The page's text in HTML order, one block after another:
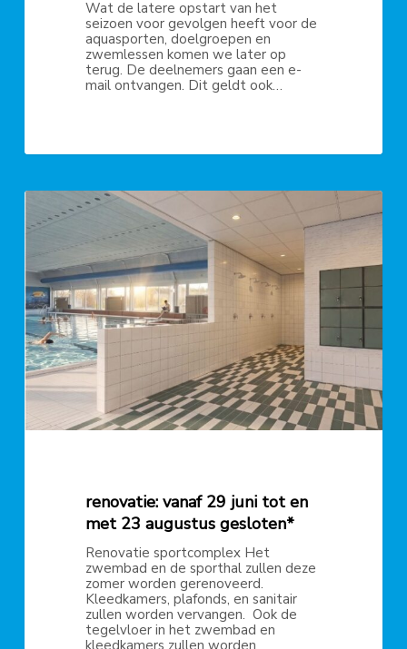
Wat de latere opstart van het
seizoen voor gevolgen heeft voor de
aquasporten, doelgroepen en
zwemlessen komen we later op
terug. De deelnemers gaan een e-
mail ontvangen. Dit geldt ook…
renovatie:
vanaf
29
tot
en
met
23
augustus
gesloten*
renovatie: vanaf 29 juni tot en
met 23 augustus gesloten*
Renovatie sportcomplex Het
zwembad en de sporthal zullen deze
zomer worden gerenoveerd.
Kleedkamers, plafonds, en sanitair
zullen worden vervangen. Ook de
tegelvloer in het zwembad en